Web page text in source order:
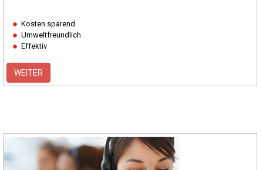
Kosten sparend
Umweltfreundlich
Effektiv
WEITER